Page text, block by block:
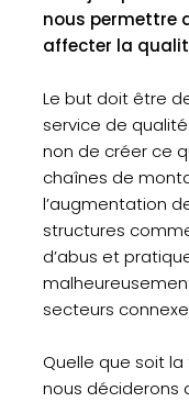
nous permettre
affecter la
Le but doit être
service de
non de créer ce
chaînes de
l’augmentation
structures
d’abus et
secteurs
Quelle que soit
nous déciderons